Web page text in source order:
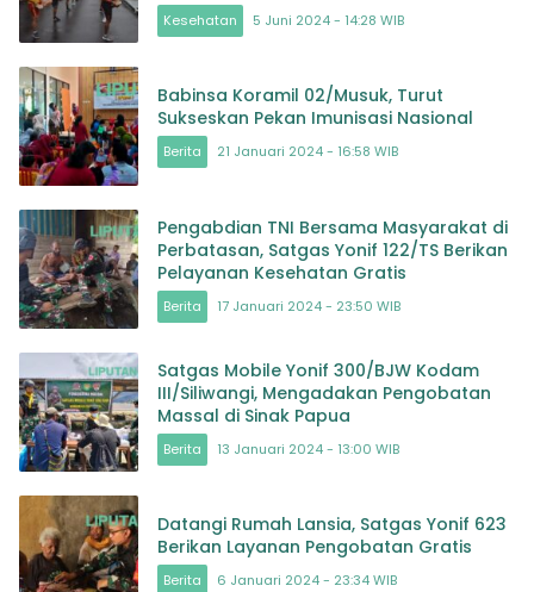
Kesehatan 5 Juni 2024 - 14:28 WIB
Babinsa Koramil 02/Musuk, Turut
Sukseskan Pekan Imunisasi Nasional
Berita 21 Januari 2024 - 16:58 WIB
Pengabdian TNI Bersama Masyarakat di
Perbatasan, Satgas Yonif 122/TS Berikan
Pelayanan Kesehatan Gratis
Berita 17 Januari 2024 - 23:50 WIB
Satgas Mobile Yonif 300/BJW Kodam
III/Siliwangi, Mengadakan Pengobatan
Massal di Sinak Papua
Berita 13 Januari 2024 - 13:00 WIB
Datangi Rumah Lansia, Satgas Yonif 623
Berikan Layanan Pengobatan Gratis
Berita 6 Januari 2024 - 23:34 WIB